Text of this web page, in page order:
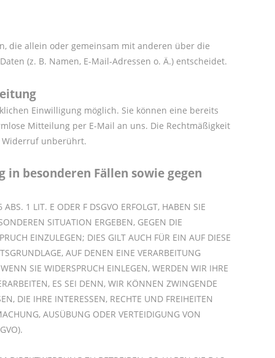
die allein oder gemeinsam mit anderen über die
(z. B. Namen, E-Mail-Adressen o. Ä.) entscheidet.
Einwilligung möglich. Sie können eine bereits
Mitteilung per E-Mail an uns. Die Rechtmäßigkeit
unberührt.
besonderen Fällen sowie gegen
1 LIT. E ODER F DSGVO ERFOLGT, HABEN SIE
SITUATION ERGEBEN, GEGEN DIE
EINZULEGEN; DIES GILT AUCH FÜR EIN AUF DIESE
AUF DENEN EINE VERARBEITUNG
SIE WIDERSPRUCH EINLEGEN, WERDEN WIR IHRE
ES SEI DENN, WIR KÖNNEN ZWINGENDE
DIE IHRE INTERESSEN, RECHTE UND FREIHEITEN
AUSÜBUNG ODER VERTEIDIGUNG VON